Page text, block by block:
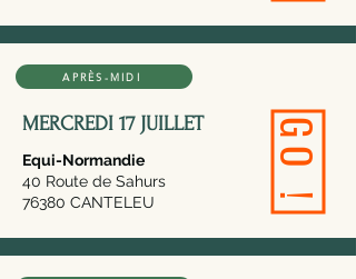
APRÈS-MIDI
MERCREDI 17 JUILLET
Equi-Normandie
40 Route de Sahurs
76380 CANTELEU
GO !